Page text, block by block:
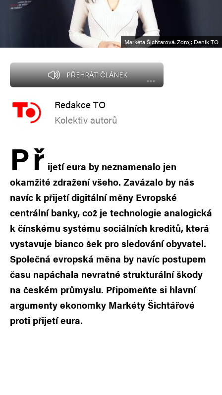
Markéta Šichtařová. Zdroj: Deník TO
PŘEHRÁT ČLÁNEK
Redakce TO
Kolektiv autorů
Př ijetí eura by neznamenalo jen
okamžité zdražení všeho. Zavázalo by nás
navíc k přijetí digitální měny Evropské
centrální banky, což je technologie analogická
k čínskému systému sociálních kreditů, která
vystavuje bianco šek pro sledování obyvatel.
Společná evropská měna by navíc postupem
času napáchala nevratné strukturální škody
na českém průmyslu. Připomeňte si hlavní
argumenty ekonomky Markéty Šichtářové
proti přijetí eura.